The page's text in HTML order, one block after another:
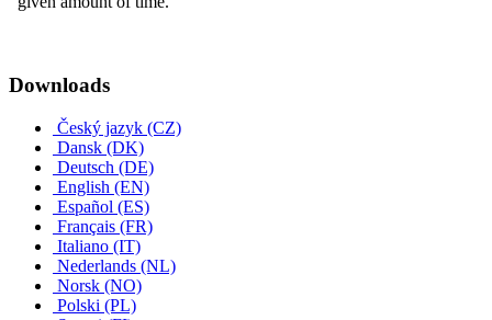
Downloads
Český jazyk (CZ)
Dansk (DK)
Deutsch (DE)
English (EN)
Español (ES)
Français (FR)
Italiano (IT)
Nederlands (NL)
Norsk (NO)
Polski (PL)